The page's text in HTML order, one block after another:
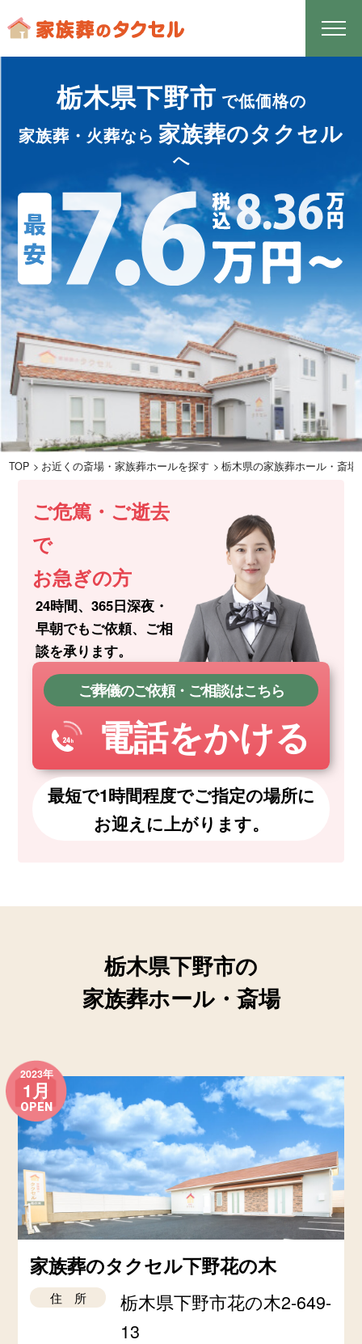
栃木県下野市 で低価格の
家族葬・火葬なら 家族葬のタクセル
へ
TOP お近くの斎場・家族葬ホールを探す 栃木県の家族葬ホール・斎場
ご危篤・ご逝去
で
お急ぎの方
24時間、365日深夜・
早朝でもご依頼、 ご相
談を承ります。
ご葬儀のご依頼・ご相談はこちら
電話をかける
最短で1時間程度でご指定の場所に
お迎えに上がります。
栃木県下野市の
家族葬ホール・斎場
2023年
1月
OPEN
家族葬のタクセル下野花の木
住 所
栃木県下野市花の木2-649-
13